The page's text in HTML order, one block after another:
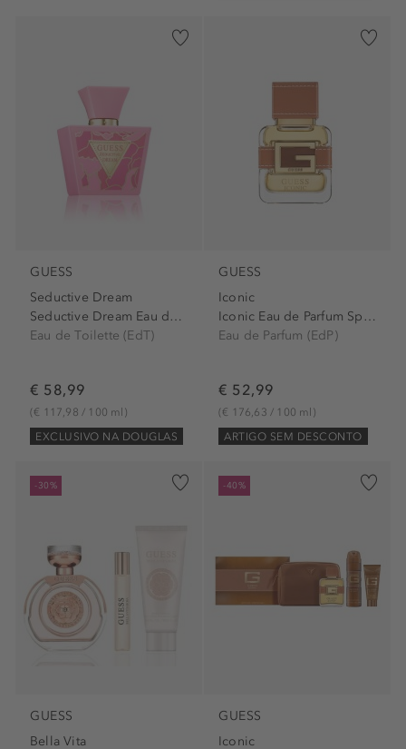
GUESS
Seductive Dream
Seductive Dream Eau de...
Eau de Toilette (EdT)
€ 58,99
(€ 117,98 / 100 ml)
EXCLUSIVO NA DOUGLAS
GUESS
Iconic
Iconic Eau de Parfum Spray
Eau de Parfum (EdP)
€ 52,99
(€ 176,63 / 100 ml)
ARTIGO SEM DESCONTO
-30%
GUESS
Bella Vita
-40%
GUESS
Iconic